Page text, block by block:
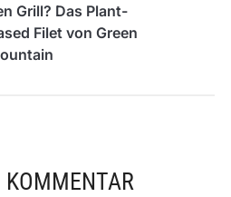
Grill? Das Plant-
Filet von Green
KOMMENTAR